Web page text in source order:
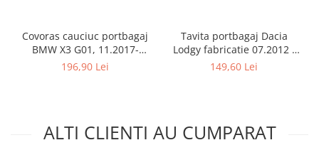
Covoras cauciuc portbagaj
BMW X3 G01, 11.2017-
prezent, Rigum RKK Cehia
196,90 Lei
Tavita portbagaj Dacia
Lodgy fabricatie 07.2012 -
prezent (7 locuri)
149,60 Lei
ALTI CLIENTI AU CUMPARAT